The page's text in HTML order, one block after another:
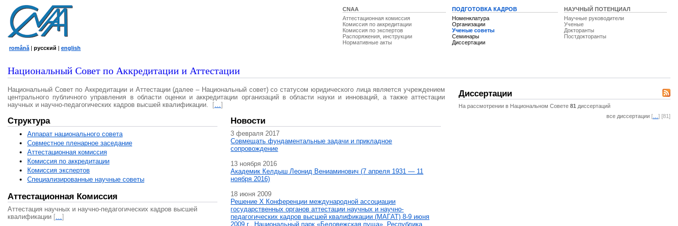
CNAA
Аттестационная комиссия
Комиссия по аккредитации
Комиссия по экспертов
Распоряжения, инструкции
Нормативные акты
ПОДГОТОВКА КАДРОВ
Номенклатура
Организации
Ученые советы
Семинары
Диссертации
НАУЧНЫЙ ПОТЕНЦИАЛ
Научные руководители
Ученые
Докторанты
Постдокторанты
română | русский | english
Национальный Совет по Аккредитации и Аттестации
Национальный Совет по Аккредитации и Аттестации (далее – Национальный совет) со статусом юридического лица является учреждением
центрального публичного управления в области оценки и аккредитации организаций в области науки и инноваций, а также аттестации
научных и научно-педагогических кадров высшей квалификации.
[…]
Структура
Аппарат национального совета
Совместное пленарное заседание
Аттестационная комисcия
Комиссия по аккредитации
Комиссия экспертов
Специализированные научные советы
Аттестационная Комиссия
Аттестация научных и научно-педагогических кадров высшей
квалификации […]
Новости
3 февраля 2017
Совмещать фундаментальные задачи и прикладное
сопровождение
13 ноября 2016
Академик Келдыш Леонид Вениаминович (7 апреля 1931 — 11
ноября 2016)
18 июня 2009
Решение X Конференции международной ассоциации
государственных органов аттестации научных и научно-
педагогических кадров высшей квалификации (МАГAT) 8-9 июня
2009 г., Национальный парк «Беловежская пуща», Республика
Диссертации
На рассмотрении в Национальном Совете 81 диссертаций
все диссертации [ ] [81]